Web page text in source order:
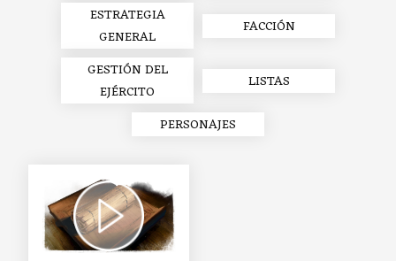
ESTRATEGIA
GENERAL
FACCIÓN
GESTIÓN DEL
EJÉRCITO
LISTAS
PERSONAJES